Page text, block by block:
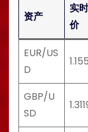
资产
实
价
EUR/US
D
GBP/U
SD